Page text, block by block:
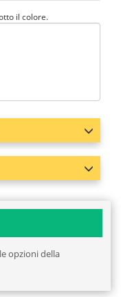
il colore.
opzioni della